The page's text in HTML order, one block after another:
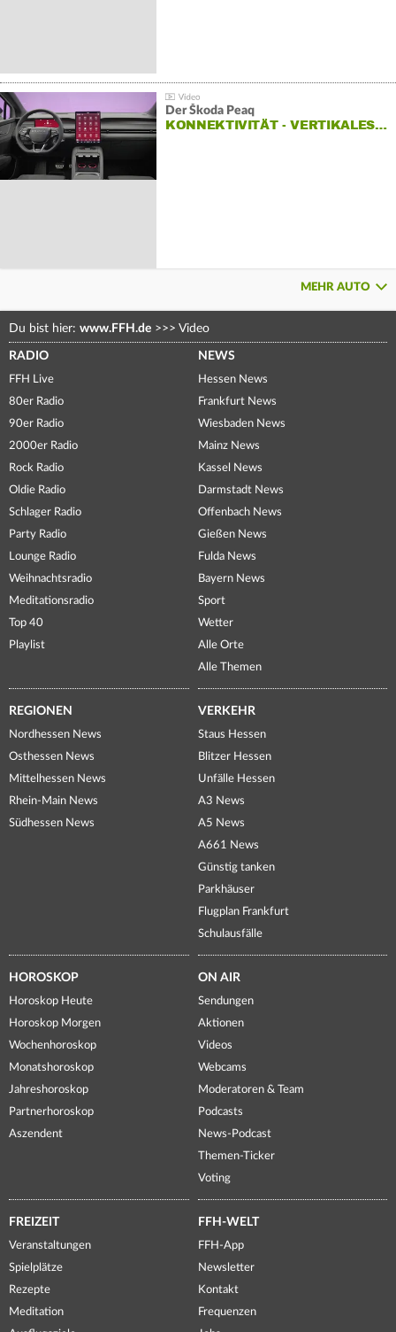
Der Škoda Peaq
KONNEKTIVITÄT - VERTIKALES…
MEHR AUTO
Du bist hier: www.FFH.de >>> Video
RADIO
FFH Live
80er Radio
90er Radio
2000er Radio
Rock Radio
Oldie Radio
Schlager Radio
Party Radio
Lounge Radio
Weihnachtsradio
Meditationsradio
Top 40
Playlist
NEWS
Hessen News
Frankfurt News
Wiesbaden News
Mainz News
Kassel News
Darmstadt News
Offenbach News
Gießen News
Fulda News
Bayern News
Sport
Wetter
Alle Orte
Alle Themen
REGIONEN
Nordhessen News
Osthessen News
Mittelhessen News
Rhein-Main News
Südhessen News
VERKEHR
Staus Hessen
Blitzer Hessen
Unfälle Hessen
A3 News
A5 News
A661 News
Günstig tanken
Parkhäuser
Flugplan Frankfurt
Schulausfälle
HOROSKOP
Horoskop Heute
Horoskop Morgen
Wochenhoroskop
Monatshoroskop
Jahreshoroskop
Partnerhoroskop
Aszendent
ON AIR
Sendungen
Aktionen
Videos
Webcams
Moderatoren & Team
Podcasts
News-Podcast
Themen-Ticker
Voting
FREIZEIT
Veranstaltungen
Spielplätze
Rezepte
Meditation
FFH-WELT
FFH-App
Newsletter
Kontakt
Frequenzen